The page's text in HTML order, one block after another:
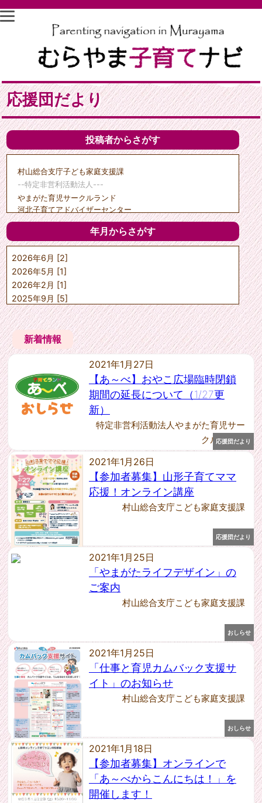
応援団だより
投稿者からさがす
村山総合支庁子ども家庭支援課
--特定非営利活動法人---
やまがた育児サークルランド
河北子育てアドバイザーセンター
子育て支援天の童
ポポーのひろば
---市町村---
山形市こども未来課
上山市子ども子育て課
天童市子育て支援課
寒河江市子育て推進課
村山市子育て支援課
東根市子育て健康課
尾花沢市福祉課
中山町健康福祉課
河北町健康福祉課
西川町健康福祉課
朝日町健康福祉課
大江町健康福祉課
村山教育事務所社会教育課
年月からさがす
2026年6月 [2]
2026年5月 [1]
2026年2月 [1]
2025年9月 [5]
2025年7月 [1]
2025年6月 [2]
2025年5月 [1]
2025年4月 [1]
2024年12月 [2]
2024年10月 [4]
2024年9月 [1]
2024年5月 [1]
2024年4月 [2]
2023年12月 [1]
2023年11月 [1]
2023年10月 [1]
2023年9月 [1]
2023年7月 [1]
2023年6月 [1]
2022年3月 [1]
2022年2月 [2]
2021年12月 [1]
2021年11月 [1]
2021年10月 [3]
2021年9月 [1]
2021年8月 [1]
2021年7月 [2]
2021年6月 [2]
2021年5月 [3]
2021年4月 [1]
2021年3月 [5]
新着情報
応援団だより
2021年1月27日
【あ～べ】おやこ広場臨時閉鎖
期間の延長について（1/27更
新）
特定非営利活動法人やまがた育児サー
クルランド
応援団だより
2021年1月26日
【参加者募集】山形子育てママ
応援！オンライン講座
村山総合支庁こども家庭支援課
おしらせ
2021年1月25日
「やまがたライフデザイン」の
ご案内
村山総合支庁こども家庭支援課
おしらせ
2021年1月25日
「仕事と育児カムバック支援サ
イト」のお知らせ
村山総合支庁こども家庭支援課
2021年1月18日
【参加者募集】オンラインで
「あ～べからこんにちは！」を
開催します！